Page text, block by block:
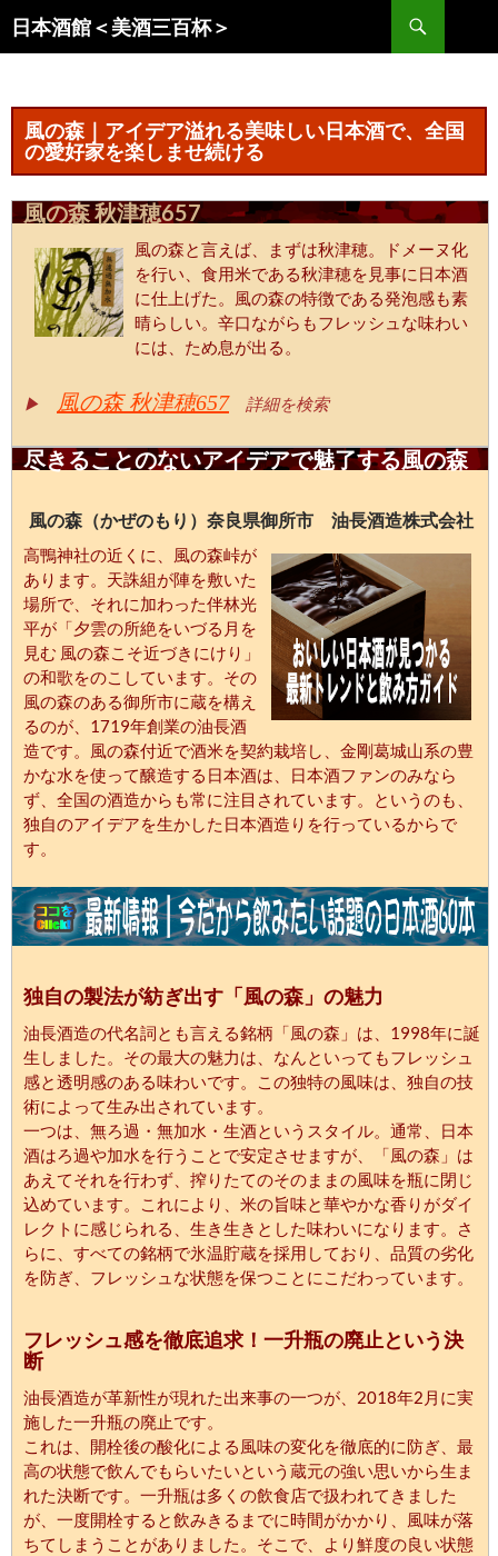
ン
ス
キ
ッ
日本酒館＜美酒三百杯＞
索
風の森｜アイデア溢れる美味しい日本酒で、全国
の愛好家を楽しませ続ける
風の森 秋津穂657
風の森と言えば、まずは秋津穂。ドメーヌ化
を行い、食用米である秋津穂を見事に日本酒
に仕上げた。風の森の特徴である発泡感も素
晴らしい。辛口ながらもフレッシュな味わい
には、ため息が出る。
▶ 風の森 秋津穂657 詳細を検索
尽きることのないアイデアで魅了する風の森
風の森（かぜのもり）奈良県御所市 油長酒造株式会社
高鴨神社の近くに、風の森峠が
あります。天誅組が陣を敷いた
場所で、それに加わった伴林光
平が「夕雲の所絶をいづる月を
見む 風の森こそ近づきにけり」
の和歌をのこしています。その
風の森のある御所市に蔵を構え
るのが、1719年創業の油長酒
造です。風の森付近で酒米を契約栽培し、金剛葛城山系の豊
かな水を使って醸造する日本酒は、日本酒ファンのみなら
ず、全国の酒造からも常に注目されています。というのも、
独自のアイデアを生かした日本酒造りを行っているからで
す。
独自の製法が紡ぎ出す「風の森」の魅力
油長酒造の代名詞とも言える銘柄「風の森」は、1998年に誕
生しました。その最大の魅力は、なんといってもフレッシュ
感と透明感のある味わいです。この独特の風味は、独自の技
術によって生み出されています。
一つは、無ろ過・無加水・生酒というスタイル。通常、日本
酒はろ過や加水を行うことで安定させますが、「風の森」は
あえてそれを行わず、搾りたてのそのままの風味を瓶に閉じ
込めています。これにより、米の旨味と華やかな香りがダイ
レクトに感じられる、生き生きとした味わいになります。さ
らに、すべての銘柄で氷温貯蔵を採用しており、品質の劣化
を防ぎ、フレッシュな状態を保つことにこだわっています。
フレッシュ感を徹底追求！一升瓶の廃止という決
断
油長酒造が革新性が現れた出来事の一つが、2018年2月に実
施した一升瓶の廃止です。
これは、開栓後の酸化による風味の変化を徹底的に防ぎ、最
高の状態で飲んでもらいたいという蔵元の強い思いから生ま
れた決断です。一升瓶は多くの飲食店で扱われてきました
が、一度開栓すると飲みきるまでに時間がかかり、風味が落
ちてしまうことがありました。そこで、より鮮度の良い状態